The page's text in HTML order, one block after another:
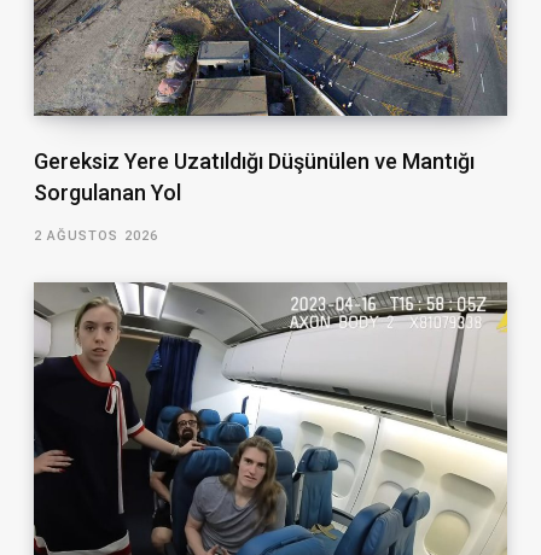
Gereksiz Yere Uzatıldığı Düşünülen ve Mantığı
Sorgulanan Yol
2 AĞUSTOS 2026